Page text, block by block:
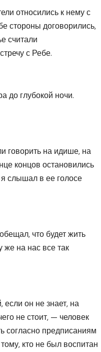
относились к нему с
стороны договорились,
считали
с Ребе.
до глубокой ночи.
говорить на идише, на
концов остановились
слышал в ее голосе
что будет жить
же на нас все так
он не знает, на
не стоит, — человек
согласно предписаниям
кто не был воспитан